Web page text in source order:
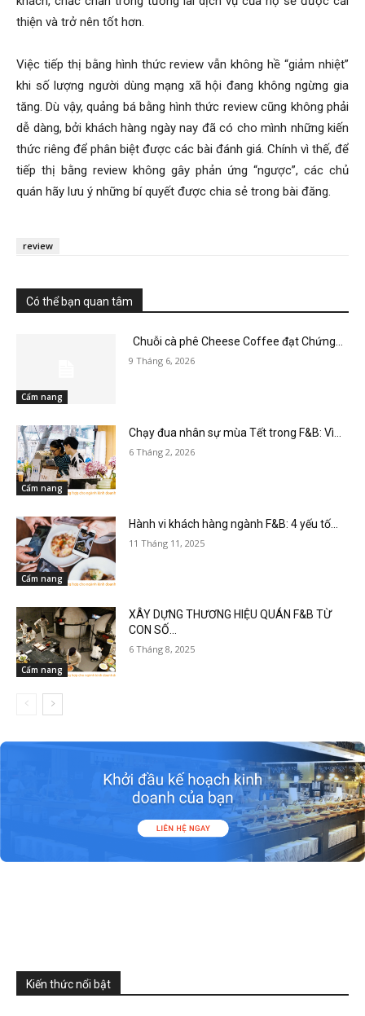
thiện và trở nên tốt hơn.
Việc tiếp thị bằng hình thức review vẫn không hề “giảm nhiệt”
khi số lượng người dùng mạng xã hội đang không ngừng gia
tăng. Dù vậy, quảng bá bằng hình thức review cũng không phải
dễ dàng, bởi khách hàng ngày nay đã có cho mình những kiến
thức riêng để phân biệt được các bài đánh giá. Chính vì thế, để
tiếp thị bằng review không gây phản ứng “ngược”, các chủ
quán hãy lưu ý những bí quyết được chia sẻ trong bài đăng.
review
Có thể bạn quan tâm
Cẩm nang
Chuỗi cà phê Cheese Coffee đạt Chứng...
9 Tháng 6, 2026
Cẩm nang
Chạy đua nhân sự mùa Tết trong F&B: Vì...
6 Tháng 2, 2026
Cẩm nang
Hành vi khách hàng ngành F&B: 4 yếu tố...
11 Tháng 11, 2025
Cẩm nang
XÂY DỰNG THƯƠNG HIỆU QUÁN F&B TỪ
CON SỐ...
6 Tháng 8, 2025
Kiến thức nổi bật